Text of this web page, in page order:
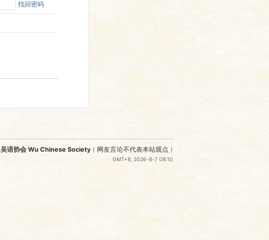
找回密码
吴语协会 Wu Chinese Society ( 网友言论不代表本站观点 )
GMT+8, 2026-8-7 08:10